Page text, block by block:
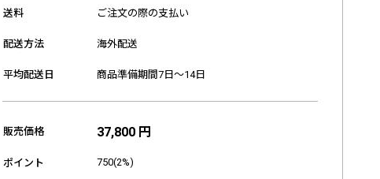
送料 ご注文の際の支払い
配送方法 海外配送
平均配送日 商品準備期間7日～14日
販売価格 37,800 円
ポイント 750(2%)